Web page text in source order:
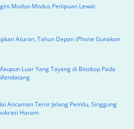
Modus-Modus Penipuan Lewat
Aturan, Tahun Depan iPhone Gunakan
Luar Yang Tayang di Bioskop Pada
Ancaman Teror Jelang Pemilu, Singgung
Haram